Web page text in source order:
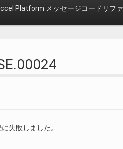
Platform メッセージコードリフ
失敗しました。